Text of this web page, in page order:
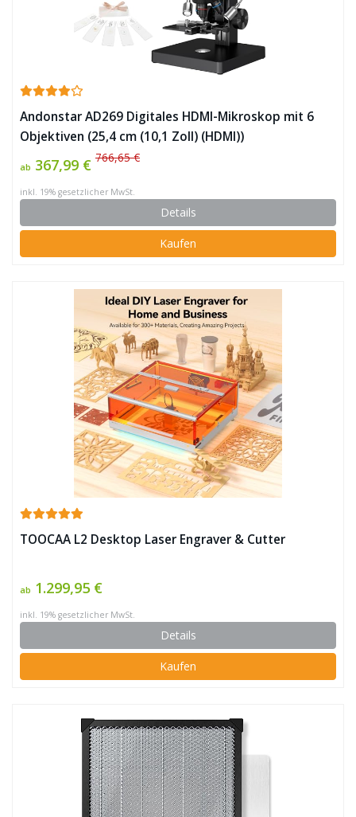
Andonstar AD269 Digitales HDMI-Mikroskop mit 6
Objektiven (25,4 cm (10,1 Zoll) (HDMI))
ab 367,99 € 766,65 €
inkl. 19% gesetzlicher MwSt.
Details
Kaufen
TOOCAA L2 Desktop Laser Engraver & Cutter
ab 1.299,95 €
inkl. 19% gesetzlicher MwSt.
Details
Kaufen